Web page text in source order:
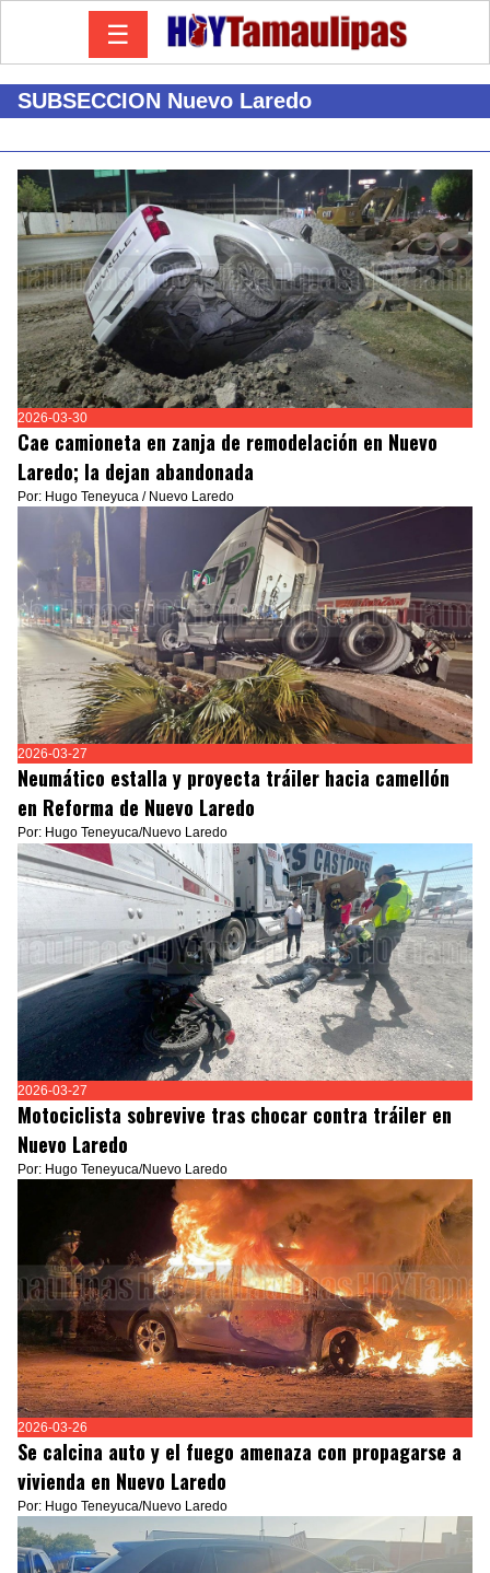
☰
SUBSECCION Nuevo Laredo
2026-03-30
Cae camioneta en zanja de remodelación en Nuevo
Laredo; la dejan abandonada
Por: Hugo Teneyuca / Nuevo Laredo
2026-03-27
Neumático estalla y proyecta tráiler hacia camellón
en Reforma de Nuevo Laredo
Por: Hugo Teneyuca/Nuevo Laredo
2026-03-27
Motociclista sobrevive tras chocar contra tráiler en
Nuevo Laredo
Por: Hugo Teneyuca/Nuevo Laredo
2026-03-26
Se calcina auto y el fuego amenaza con propagarse a
vivienda en Nuevo Laredo
Por: Hugo Teneyuca/Nuevo Laredo